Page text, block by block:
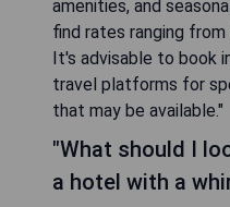
amenities, and
find rates ranging
It's advisable to book
travel platforms for
that may be available."
"What should I
a hotel with a